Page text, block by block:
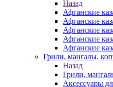
Назад
Афганские
Афганские
Афганские
Афганские
Афганские
Грили, мангалы,
Назад
Грили,
Аксессуары